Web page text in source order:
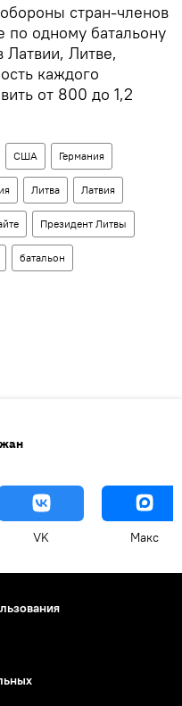
стран-членов
одному батальону
Латвии, Литве,
каждого
от 800 до 1,2
США Германия
Литва Латвия
Президент Литвы
батальон
VK Макс